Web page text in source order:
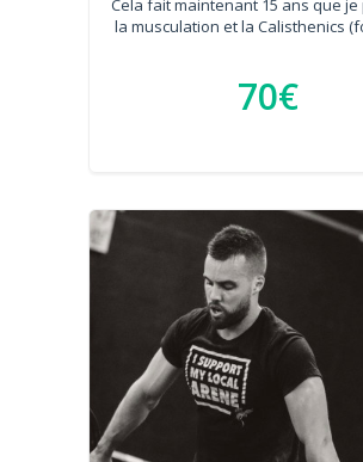
la musculation et la Calisthenics
70€